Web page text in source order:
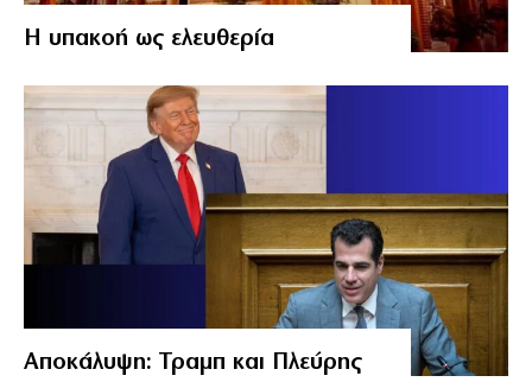
Η υπακοή ως ελευθερία
Αποκάλυψη: Τραμπ και Πλεύρης